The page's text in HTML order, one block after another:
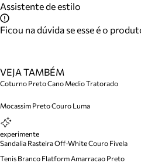
Assistente de estilo
Ficou na dúvida se esse é o
VEJA TAMBÉM
Coturno Preto Cano Medio Tratorado
Mocassim Preto Couro Luma
experimente
Sandalia Rasteira Off-White Couro Fivela
Tenis Branco Flatform Amarracao Preto